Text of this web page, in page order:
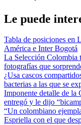
Le puede
Tabla de posiciones en
América e Inter Bogotá
La Selección Colombia
fotografías que
¿Usa cascos
bacterias a las que se
Imponente detalle de la
entregó y le dijo
“Un colombiano
Espriella con el que